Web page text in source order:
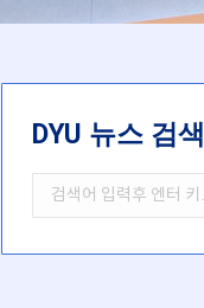
DYU 뉴스 검색
Search: